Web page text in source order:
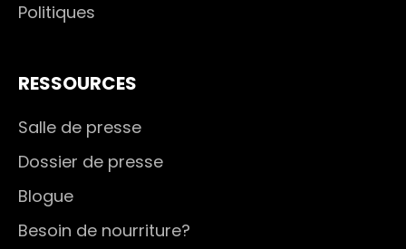
Politiques
RESSOURCES
Salle de presse
Dossier de presse
Blogue
Besoin de nourriture?